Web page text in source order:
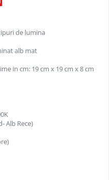
de lumina
alb mat
in cm: 19 cm x 19 cm x 8 cm
Alb Rece)